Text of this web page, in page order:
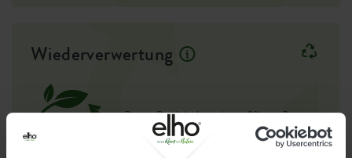
Wiederverwertung
Dieses Produkt besteht zu 0% aus Post-
Verbraucher-Abfällen und zu 100% aus
Post-industriellen Abfällen.